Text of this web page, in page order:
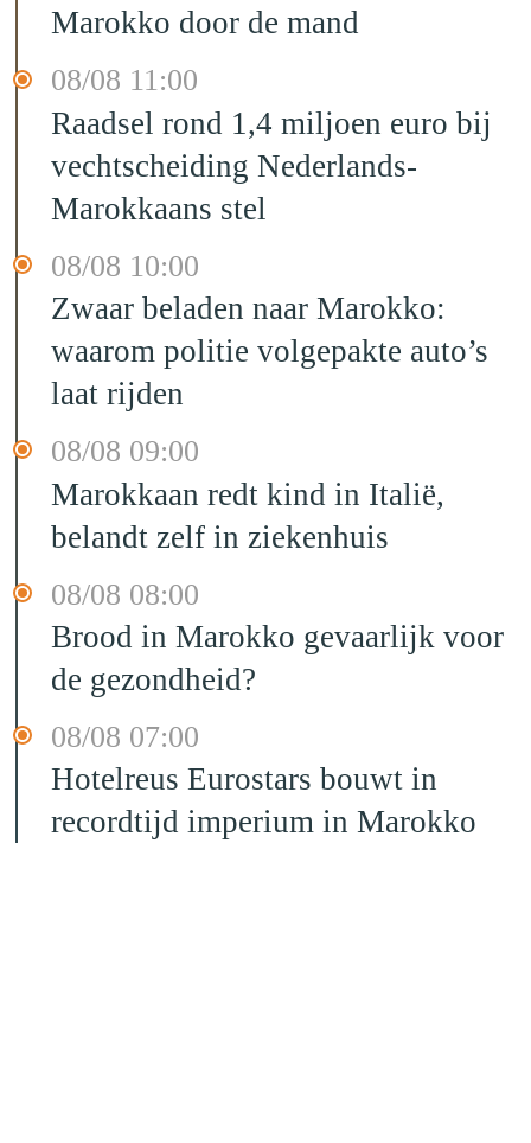
Marokko door de mand
08/08 11:00
Raadsel rond 1,4 miljoen euro bij
vechtscheiding Nederlands-
Marokkaans stel
08/08 10:00
Zwaar beladen naar Marokko:
waarom politie volgepakte auto’s
laat rijden
08/08 09:00
Marokkaan redt kind in Italië,
belandt zelf in ziekenhuis
08/08 08:00
Brood in Marokko gevaarlijk voor
de gezondheid?
08/08 07:00
Hotelreus Eurostars bouwt in
recordtijd imperium in Marokko